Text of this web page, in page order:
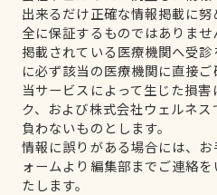
出来るだけ正確な情報掲載に
全に保証するものではありませ
掲載されている医療機関へ受
に必ず該当の医療機関に直接ご
当サービスによって生じた損
ク、および株式会社ウェルネ
負わないものとします。
情報に誤りがある場合には、
ォームより編集部までご連絡
たします。